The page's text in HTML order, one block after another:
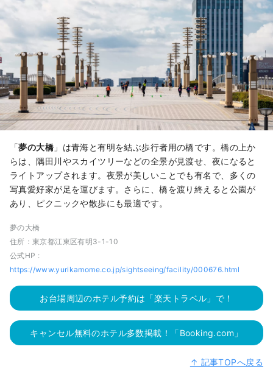
「夢の大橋 」は青海と有明を結ぶ歩行者用の橋です。橋の上か
らは、隅田川やスカイツリーなどの全景が見渡せ、夜になると
ライトアップされます。夜景が美しいことでも有名で、多くの
写真愛好家が足を運びます。さらに、橋を渡り終えると公園が
あり、ピクニックや散歩にも最適です。
夢の大橋
住所：東京都江東区有明3-1-10
公式HP :
https://www.yurikamome.co.jp/sightseeing/facility/000676.html
お台場周辺のホテル予約は「楽天トラベル」で！
キャンセル無料のホテル多数掲載！「Booking.com」
↑ 記事TOPへ戻る